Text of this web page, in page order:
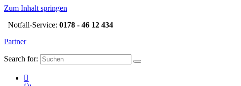
Zum Inhalt springen
Notfall-Service: 0178 - 46 12 434
Partner
Search for: